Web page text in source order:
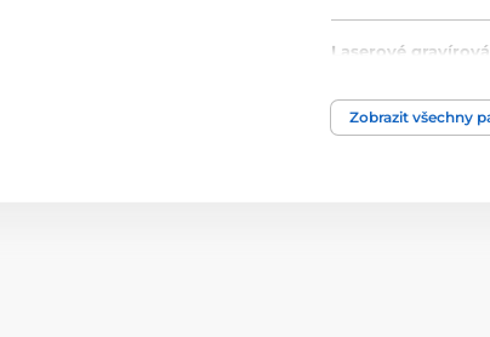
Laserové
Výška cm
Zobrazit všechny